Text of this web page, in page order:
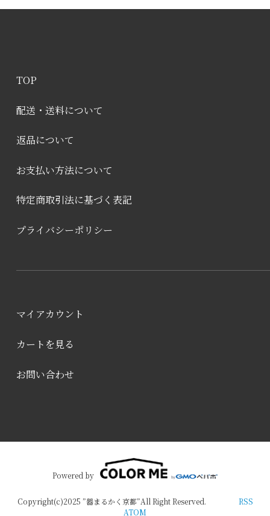
TOP
配送・送料について
返品について
お支払い方法について
特定商取引法に基づく表記
プライバシーポリシー
マイアカウント
カートを見る
お問い合わせ
Copyright(c)2025 ”器まるかく京都”All Right Reserved.
Powered by
RSS
ATOM